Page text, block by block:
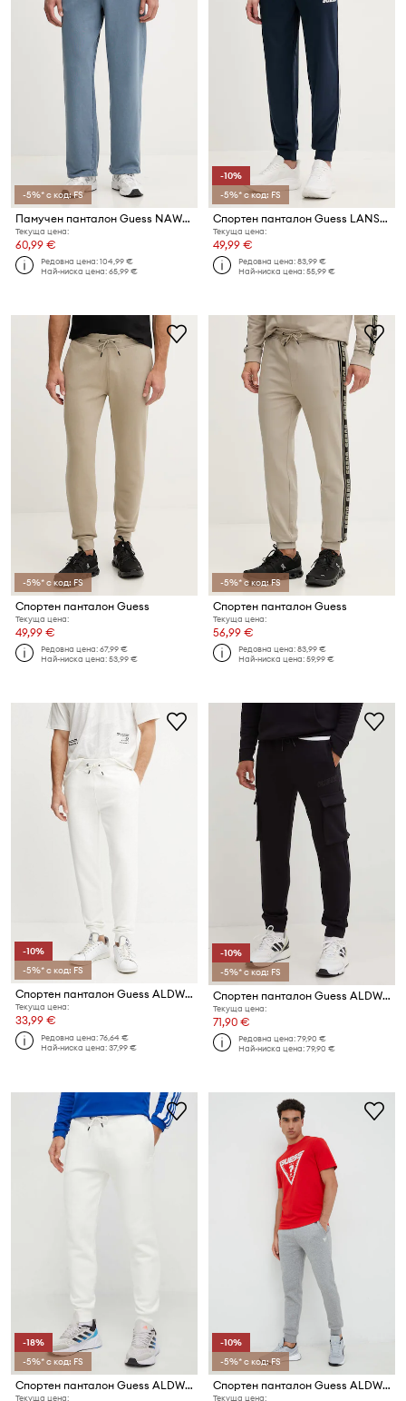
-5%* с код: FS
Памучен панталон Guess NAWAT
Текуща цена:
60,99 €
Редовна цена:104,99 €
Най-ниска цена:65,99 €
-10%
-5%* с код: FS
Спортен панталон Guess LANSA
Текуща цена:
49,99 €
Редовна цена:83,99 €
Най-ниска цена:55,99 €
-5%* с код: FS
Спортен панталон Guess
Текуща цена:
49,99 €
Редовна цена:67,99 €
Най-ниска цена:53,99 €
-5%* с код: FS
Спортен панталон Guess
Текуща цена:
56,99 €
Редовна цена:83,99 €
Най-ниска цена:59,99 €
-10%
-5%* с код: FS
Спортен панталон Guess ALDWIN
Текуща цена:
33,99 €
Редовна цена:76,64 €
Най-ниска цена:37,99 €
-10%
-5%* с код: FS
Спортен панталон Guess ALDWIN
Текуща цена:
71,90 €
Редовна цена:79,90 €
Най-ниска цена:79,90 €
-18%
-5%* с код: FS
Спортен панталон Guess ALDWIN
Текуща цена:
-10%
-5%* с код: FS
Спортен панталон Guess ALDWIN
Текуща цена: